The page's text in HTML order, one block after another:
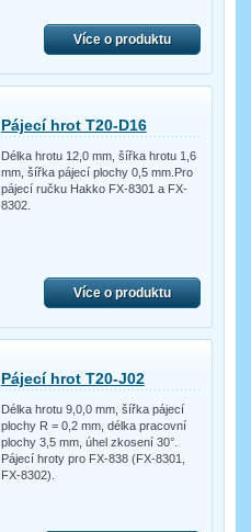
Více o produktu
Pájecí hrot T20-D16
Délka hrotu 12,0 mm, šířka hrotu 1,6
mm, šířka pájecí plochy 0,5 mm.Pro
pájecí ručku Hakko FX-8301 a FX-
8302.
Více o produktu
Pájecí hrot T20-J02
Délka hrotu 9,0,0 mm, šířka pájecí
plochy R = 0,2 mm, délka pracovní
plochy 3,5 mm, úhel zkosení 30°.
Pájecí hroty pro FX-838 (FX-8301,
FX-8302).